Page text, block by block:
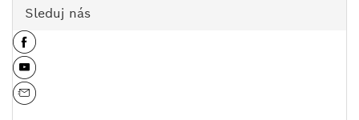
Sleduj nás